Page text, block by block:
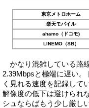
東京メトロホーム
楽天モバイル
ahamo（ドコモ)
LINEMO（SB）
かなり混雑している路
2.39Mbpsと極端に遅い
く見れる速度を記録して
解像度の低下は避けられ
シュならばもう少し厳し